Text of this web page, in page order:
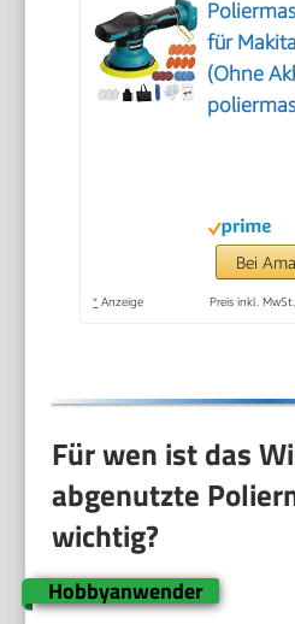
für
(Ohne
Politur
Bei
* Anzeige Preis inkl.
Für wen ist das
abgenutzte
wichtig?
Hobbyanwender